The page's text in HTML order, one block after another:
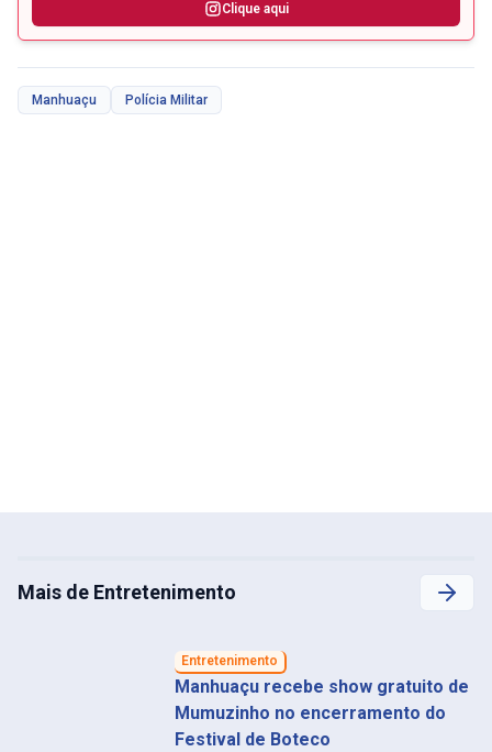
Clique aqui
Manhuaçu Polícia Militar
Mais de Entretenimento
Entretenimento
Manhuaçu recebe show gratuito de
Mumuzinho no encerramento do
Festival de Boteco